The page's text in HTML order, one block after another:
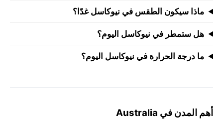
ماذا سيكون الطقس في نيوكاسل غدًا؟
هل ستمطر في نيوكاسل اليوم؟
ما درجة الحرارة في نيوكاسل اليوم؟
أهم المدن في Australia